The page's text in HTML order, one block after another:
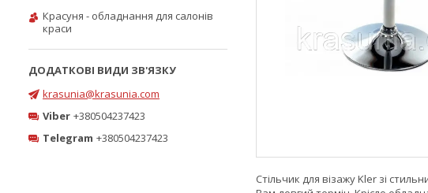
Стільчик для візажу Kler зі
Красуня - обладнання для салонів
краси
krasunia@krasunia.com
Viber +380504237423
Telegram +380504237423